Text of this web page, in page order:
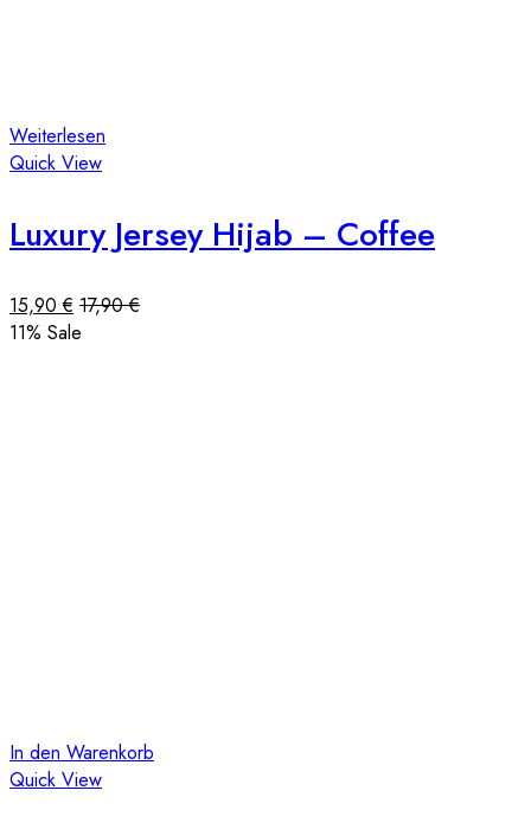
Weiterlesen
Quick View
Luxury Jersey Hijab – Coffee
15,90€ 17,90€
11% Sale
In den Warenkorb
Quick View